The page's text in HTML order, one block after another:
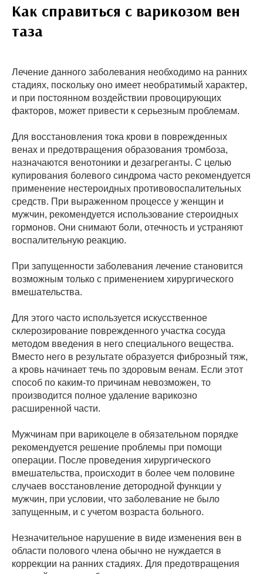
Как справиться с варикозом вен
таза
Лечение данного заболевания необходимо на ранних
стадиях, поскольку оно имеет необратимый характер,
и при постоянном воздействии провоцирующих
факторов, может привести к серьезным проблемам.
Для восстановления тока крови в поврежденных
венах и предотвращения образования тромбоза,
назначаются венотоники и дезагреганты. С целью
купирования болевого синдрома часто рекомендуется
применение нестероидных противовоспалительных
средств. При выраженном процессе у женщин и
мужчин, рекомендуется использование стероидных
гормонов. Они снимают боли, отечность и устраняют
воспалительную реакцию.
При запущенности заболевания лечение становится
возможным только с применением хирургического
вмешательства.
Для этого часто используется искусственное
склерозирование поврежденного участка сосуда
методом введения в него специального вещества.
Вместо него в результате образуется фиброзный тяж,
а кровь начинает течь по здоровым венам. Если этот
способ по каким-то причинам невозможен, то
производится полное удаление варикозно
расширенной части.
Мужчинам при варикоцеле в обязательном порядке
рекомендуется решение проблемы при помощи
операции. После проведения хирургического
вмешательства, происходит в более чем половине
случаев восстановление детородной функции у
мужчин, при условии, что заболевание не было
запущенным, и с учетом возраста больного.
Незначительное нарушение в виде изменения вен в
области полового члена обычно не нуждается в
коррекции на ранних стадиях. Для предотвращения